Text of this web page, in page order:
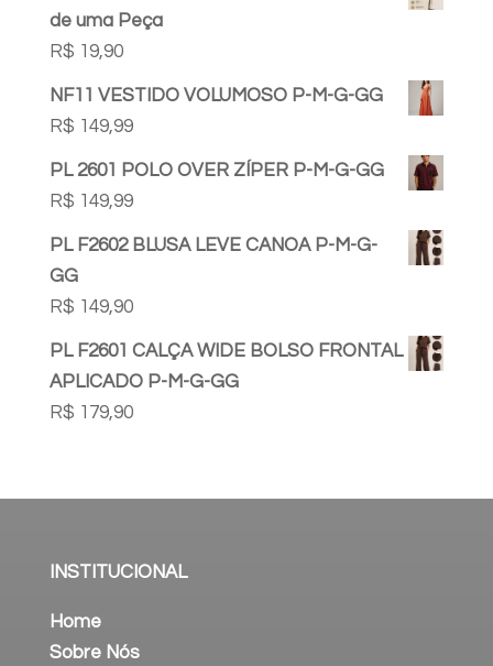
de uma Peça
R$ 19,90
NF11 VESTIDO VOLUMOSO P-M-G-GG
R$ 149,99
PL 2601 POLO OVER ZÍPER P-M-G-GG
R$ 149,99
PL F2602 BLUSA LEVE CANOA P-M-G-
GG
R$ 149,90
PL F2601 CALÇA WIDE BOLSO FRONTAL
APLICADO P-M-G-GG
R$ 179,90
INSTITUCIONAL
Home
Sobre Nós